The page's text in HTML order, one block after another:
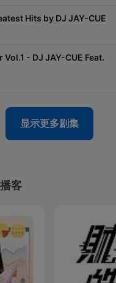
Hits by DJ JAY-CUE
- DJ JAY-CUE Feat.
显示更多剧集
客